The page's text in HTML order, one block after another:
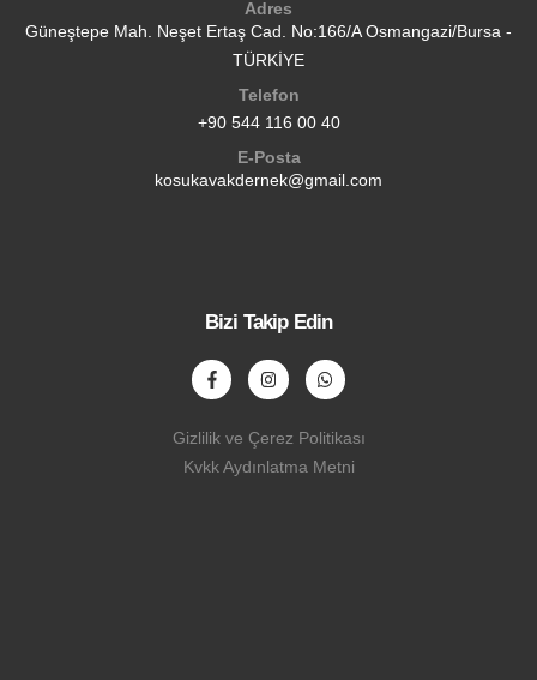
Adres
Güneştepe Mah. Neşet Ertaş Cad. No:166/A Osmangazi/Bursa -
TÜRKİYE
Telefon
+90 544 116 00 40
E-Posta
kosukavakdernek@gmail.com
Bizi Takip Edin
Gizlilik ve Çerez Politikası
Kvkk Aydınlatma Metni